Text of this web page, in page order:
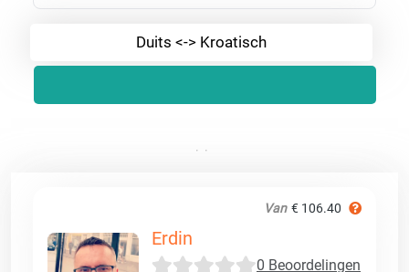
Duits <-> Kroatisch
Van € 106.40
Erdin
0 Beoordelingen